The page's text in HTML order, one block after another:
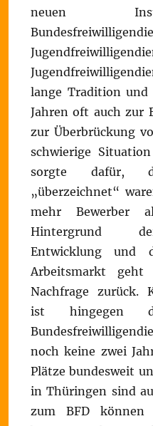
neuen
lange Tradition
Jahren oft auch zur
zur Überbrückung
schwierige
sorgte dafür,
„überzeichnet“
mehr Bewerber
Hintergrund
Entwicklung und
Arbeitsmarkt
Nachfrage zurück.
ist hingegen
noch keine zwei
Plätze bundesweit
in Thüringen sind
zum BFD können